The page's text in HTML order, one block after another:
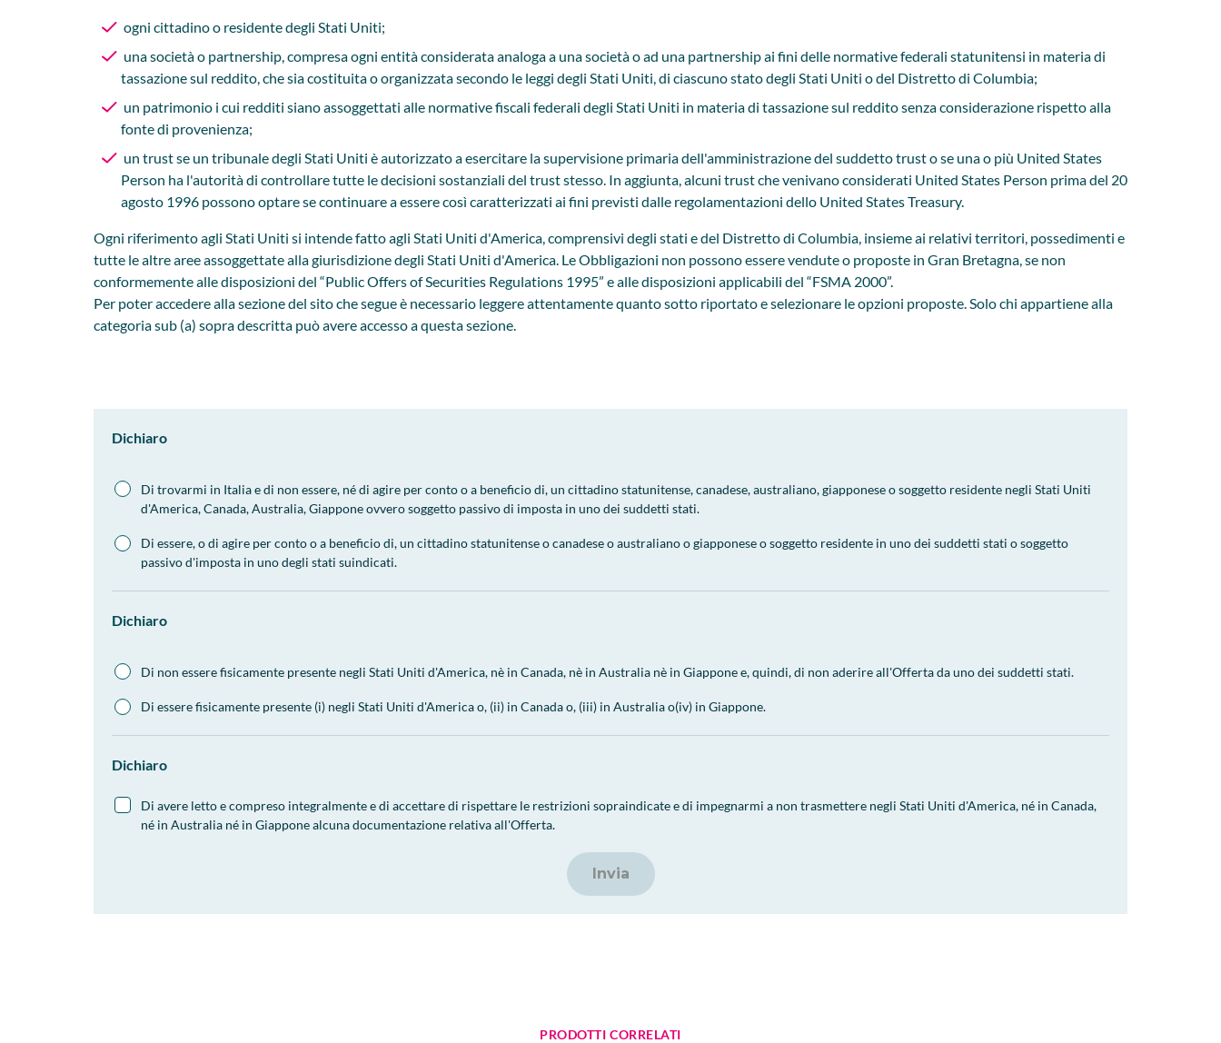
ogni cittadino o residente degli Stati Uniti;
una società o partnership, compresa ogni entità considerata analoga a una società o ad una partnership ai fini delle normative federali statunitensi in materia di
tassazione sul reddito, che sia costituita o organizzata secondo le leggi degli Stati Uniti, di ciascuno stato degli Stati Uniti o del Distretto di Columbia;
un patrimonio i cui redditi siano assoggettati alle normative fiscali federali degli Stati Uniti in materia di tassazione sul reddito senza considerazione rispetto alla
fonte di provenienza;
un trust se un tribunale degli Stati Uniti è autorizzato a esercitare la supervisione primaria dell'amministrazione del suddetto trust o se una o più United States
Person ha l'autorità di controllare tutte le decisioni sostanziali del trust stesso. In aggiunta, alcuni trust che venivano considerati United States Person prima del 20
agosto 1996 possono optare se continuare a essere così caratterizzati ai fini previsti dalle regolamentazioni dello United States Treasury.
Ogni riferimento agli Stati Uniti si intende fatto agli Stati Uniti d'America, comprensivi degli stati e del Distretto di Columbia, insieme ai relativi territori, possedimenti e
tutte le altre aree assoggettate alla giurisdizione degli Stati Uniti d'America. Le Obbligazioni non possono essere vendute o proposte in Gran Bretagna, se non
conformemente alle disposizioni del “Public Offers of Securities Regulations 1995” e alle disposizioni applicabili del “FSMA 2000”.
Per poter accedere alla sezione del sito che segue è necessario leggere attentamente quanto sotto riportato e selezionare le opzioni proposte. Solo chi appartiene alla
categoria sub (a) sopra descritta può avere accesso a questa sezione.
Dichiaro
Di trovarmi in Italia e di non essere, né di agire per conto o a beneficio di, un cittadino statunitense, canadese, australiano, giapponese o soggetto residente negli Stati Uniti
d'America, Canada, Australia, Giappone ovvero soggetto passivo di imposta in uno dei suddetti stati.
Di essere, o di agire per conto o a beneficio di, un cittadino statunitense o canadese o australiano o giapponese o soggetto residente in uno dei suddetti stati o soggetto
passivo d'imposta in uno degli stati suindicati.
Dichiaro
Di non essere fisicamente presente negli Stati Uniti d'America, nè in Canada, nè in Australia nè in Giappone e, quindi, di non aderire all'Offerta da uno dei suddetti stati.
Di essere fisicamente presente (i) negli Stati Uniti d'America o, (ii) in Canada o, (iii) in Australia o(iv) in Giappone.
Dichiaro
Di avere letto e compreso integralmente e di accettare di rispettare le restrizioni sopraindicate e di impegnarmi a non trasmettere negli Stati Uniti d'America, né in Canada,
né in Australia né in Giappone alcuna documentazione relativa all'Offerta.
Invia
PRODOTTI CORRELATI